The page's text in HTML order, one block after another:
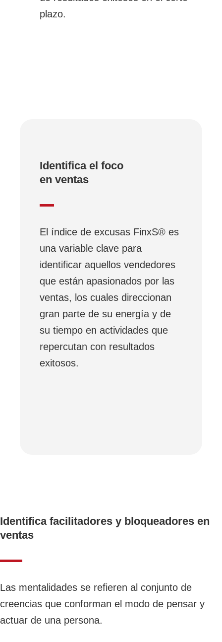
plazo.
Identifica el foco
en ventas
El índice de excusas FinxS® es
una variable clave para
identificar aquellos vendedores
que están apasionados por las
ventas, los cuales direccionan
gran parte de su energía y de
su tiempo en actividades que
repercutan con resultados
exitosos.
Identifica facilitadores y bloqueadores en
ventas
Las mentalidades se refieren al conjunto de
creencias que conforman el modo de pensar y
actuar de una persona.